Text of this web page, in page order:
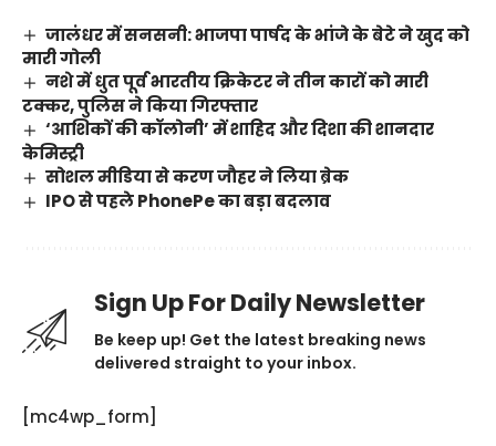
जालंधर में सनसनी: भाजपा पार्षद के भांजे के बेटे ने खुद को
मारी गोली
नशे में धुत पूर्व भारतीय क्रिकेटर ने तीन कारों को मारी
टक्कर, पुलिस ने किया गिरफ्तार
‘आशिकों की कॉलोनी’ में शाहिद और दिशा की शानदार
केमिस्ट्री
सोशल मीडिया से करण जौहर ने लिया ब्रेक
IPO से पहले PhonePe का बड़ा बदलाव
Sign Up For Daily Newsletter
Be keep up! Get the latest breaking news
delivered straight to your inbox.
[mc4wp_form]